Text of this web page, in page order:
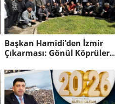
Başkan Hamidi’den İzmir
Çıkarması: Gönül Köprüleri